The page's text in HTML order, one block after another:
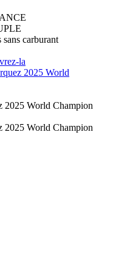
sans carburant
la
2025 World
2025 World Champion
2025 World Champion